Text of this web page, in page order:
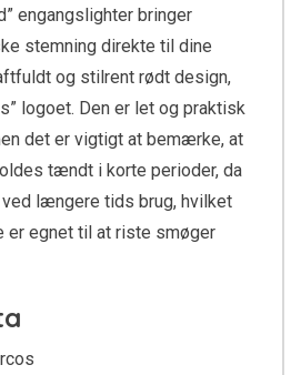
engangslighter bringer
stemning direkte til dine
og stilrent rødt design,
logoet. Den er let og praktisk
det er vigtigt at bemærke, at
tændt i korte perioder, da
længere tids brug, hvilket
er egnet til at riste smøger